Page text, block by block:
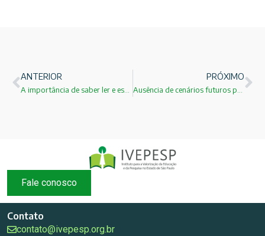
ANTERIOR PRÓXIMO
Fale conosco
Contato
contato@ivepesp.org.br